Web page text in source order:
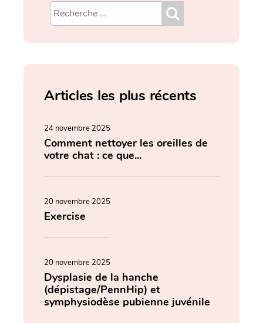
Articles les plus récents
24 novembre 2025
Comment nettoyer les oreilles de
votre chat : ce que...
20 novembre 2025
Exercise
20 novembre 2025
Dysplasie de la hanche
(dépistage/PennHip) et
symphysiodèse pubienne juvénile